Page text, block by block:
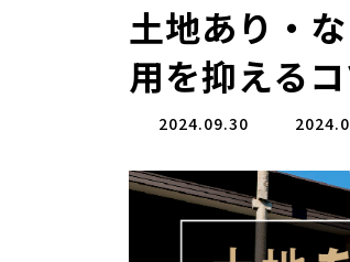
土地あり・
用を抑える
2024.09.30
最
更
日